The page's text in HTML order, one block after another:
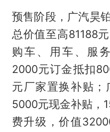
预售阶段，广汽昊
总价值至高81188
购车、用车、服
2000元订金抵扣
元厂家置换补贴；
5000元现金补贴，
费升级，价值